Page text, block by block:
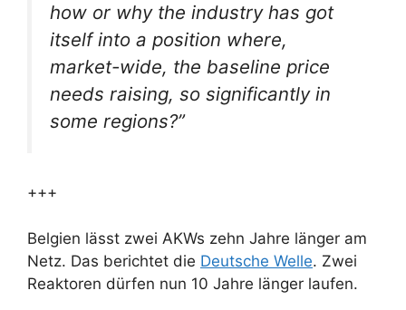
how or why the industry has got
itself into a position where,
market-wide, the baseline price
needs raising, so significantly in
some regions?”
+++
Belgien lässt zwei AKWs zehn Jahre länger am
Netz. Das berichtet die Deutsche Welle. Zwei
Reaktoren dürfen nun 10 Jahre länger laufen.